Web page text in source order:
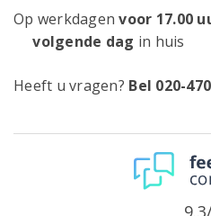
Op werkdagenvoor 17.00
volgende dag in huis
Heeft u vragen? Bel 020-